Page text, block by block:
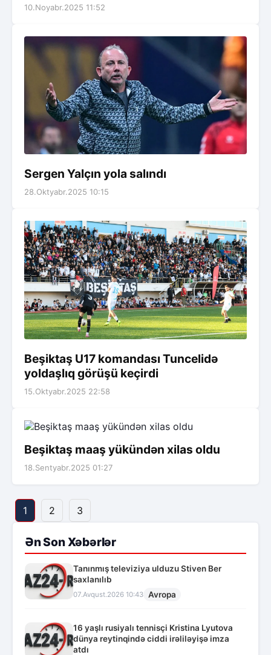
10.Noyabr.2025 11:52
Sergen Yalçın yola salındı
28.Oktyabr.2025 10:15
Beşiktaş U17 komandası Tuncelidə
yoldaşlıq görüşü keçirdi
15.Oktyabr.2025 22:58
Beşiktaş maaş yükündən xilas oldu
18.Sentyabr.2025 01:27
1 2 3
Ən Son Xəbərlər
Tanınmış televiziya ulduzu Stiven Ber
saxlanılıb
07.Avqust.2026 10:43 Avropa
16 yaşlı rusiyalı tennisçi Kristina Lyutova
dünya reytinqində ciddi irəliləyişə imza
atdı